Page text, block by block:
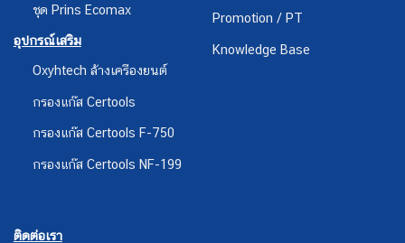
ชุด Prins Ecomax
อุปกรณ์เสริม
Oxyhtech ล้างเครืองยนต์
กรองแก๊ส Certools
กรองแก๊ส Certools F-750
กรองแก๊ส Certools NF-199
Promotion / PT
Knowledge Base
ติดต่อเรา